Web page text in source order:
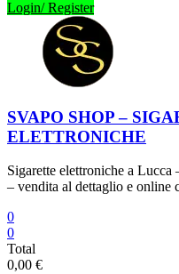
Login/ Register
SVAPO SHOP –
ELETTRONICHE
Sigarette elettroniche a
– vendita al dettaglio e online
0
0
Total
0,00 €